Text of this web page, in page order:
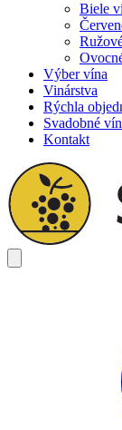
Biele
Výber vína
Vinárstva
Rýchla
Svadobné
Kontakt